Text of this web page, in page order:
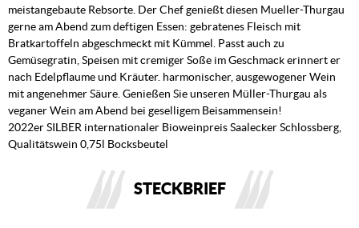
meistangebaute Rebsorte. Der Chef genießt diesen Mueller-Thurgau
gerne am Abend zum deftigen Essen: gebratenes Fleisch mit
Bratkartoffeln abgeschmeckt mit Kümmel. Passt auch zu
Gemüsegratin, Speisen mit cremiger Soße im Geschmack erinnert er
nach Edelpflaume und Kräuter. harmonischer, ausgewogener Wein
mit angenehmer Säure. Genießen Sie unseren Müller-Thurgau als
veganer Wein am Abend bei geselligem Beisammensein!
2022er SILBER internationaler Bioweinpreis Saalecker Schlossberg,
Qualitätswein 0,75l Bocksbeutel
STECKBRIEF